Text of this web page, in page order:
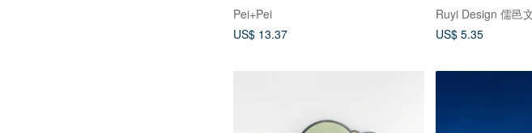
Pei+Pei
US$ 13.37
Ruyi Design 儒邑
US$ 5.35